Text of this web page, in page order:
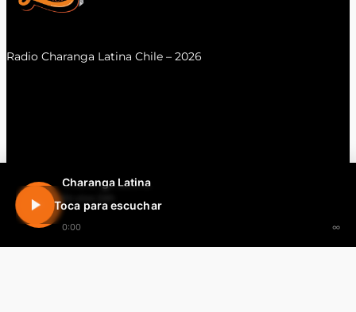
Charanga Latina
En vivo 24h
0:00 ∞
Toca para escuchar
Radio Charanga Latina Chile – 2026